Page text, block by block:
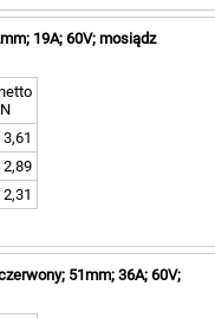
19A; 60V; mosiądz
3,61
2,89
2,31
51mm; 36A; 60V;